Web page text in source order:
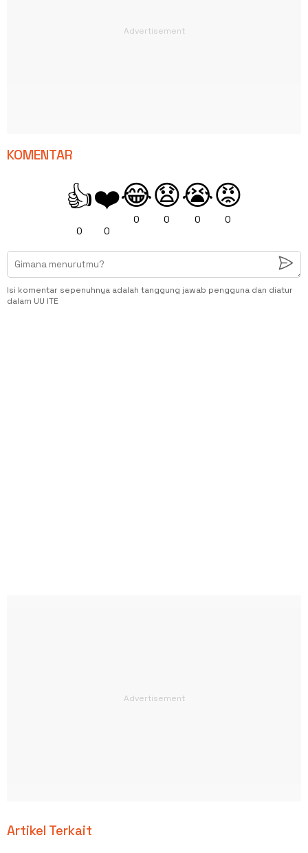
KOMENTAR
👍
0
❤️
0
😂
0
😧
0
😭
0
😡
0
Isi komentar sepenuhnya adalah tanggung jawab pengguna dan diatur
dalam UU ITE
Artikel Terkait